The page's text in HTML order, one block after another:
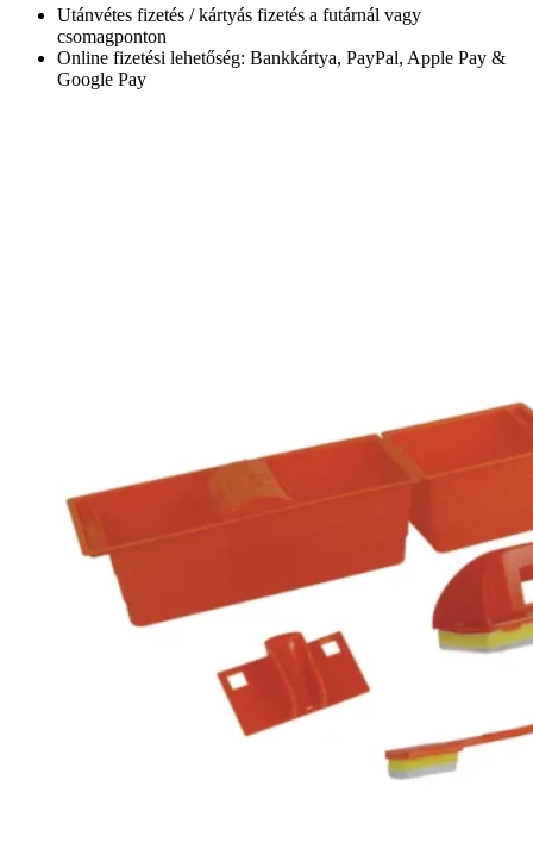
Utánvétes fizetés / kártyás fizetés a futárnál vagy
csomagponton
Online fizetési lehetőség: Bankkártya, PayPal, Apple Pay &
Google Pay